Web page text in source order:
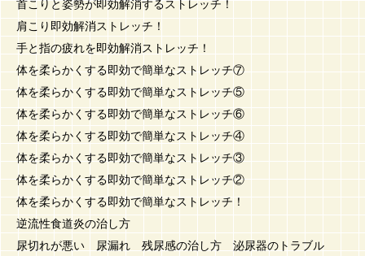
首こりと姿勢が即効解消するストレッチ！
肩こり即効解消ストレッチ！
手と指の疲れを即効解消ストレッチ！
体を柔らかくする即効で簡単なストレッチ⑦
体を柔らかくする即効で簡単なストレッチ⑤
体を柔らかくする即効で簡単なストレッチ⑥
体を柔らかくする即効で簡単なストレッチ④
体を柔らかくする即効で簡単なストレッチ③
体を柔らかくする即効で簡単なストレッチ②
体を柔らかくする即効で簡単なストレッチ！
逆流性食道炎の治し方
尿切れが悪い 尿漏れ 残尿感の治し方 泌尿器のトラブル